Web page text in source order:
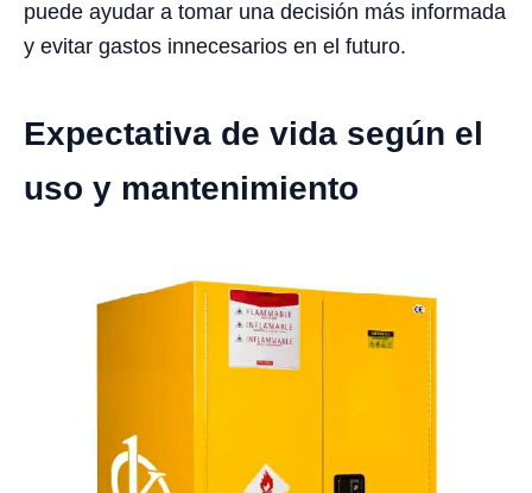
puede ayudar a tomar una decisión más informada
y evitar gastos innecesarios en el futuro.
Expectativa de vida según el
uso y mantenimiento